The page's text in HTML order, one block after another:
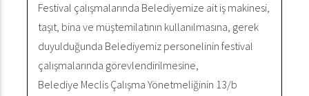
Festival çalışmalarında Belediyemize ait iş makinesi,
taşıt, bina ve müştemilatının kullanılmasına, gerek
duyulduğunda Belediyemiz personelinin festival
çalışmalarında görevlendirilmesine,
Belediye Meclis Çalışma Yönetmeliğinin 13/b